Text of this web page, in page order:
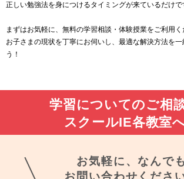
正しい勉強法を身につけるタイミングが来ているだけで
まずはお気軽に、無料の学習相談・体験授業をご利用く
お子さまの現状を丁寧にお伺いし、最適な解決方法を一
う！
学習についてのご相談
スクールIE各教室へ
お気軽に、なんでも